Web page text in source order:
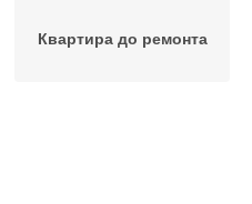
Квартира до ремонта